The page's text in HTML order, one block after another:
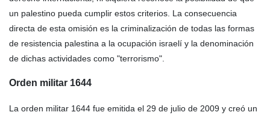
un palestino pueda cumplir estos criterios. La consecuencia
directa de esta omisión es la criminalización de todas las formas
de resistencia palestina a la ocupación israelí y la denominación
de dichas actividades como "terrorismo".
Orden militar 1644
La orden militar 1644 fue emitida el 29 de julio de 2009 y creó un